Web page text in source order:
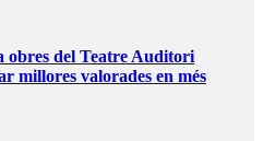
obres del Teatre Auditori
millores valorades en més